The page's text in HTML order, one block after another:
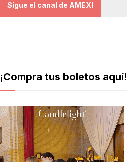
Sigue el canal de AMEXI
¡Compra tus boletos aquí!